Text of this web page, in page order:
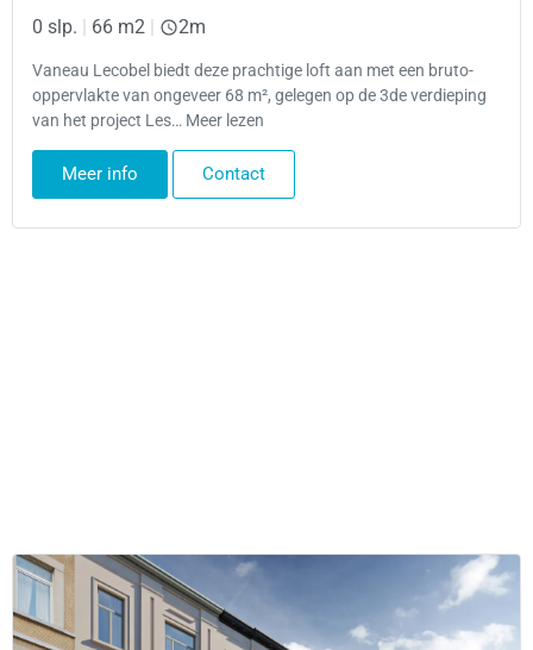
0 slp. | 66 m2 | 2m
Vaneau Lecobel biedt deze prachtige loft aan met een bruto-
oppervlakte van ongeveer 68 m², gelegen op de 3de verdieping
van het project Les… Meer lezen
Meer info Contact